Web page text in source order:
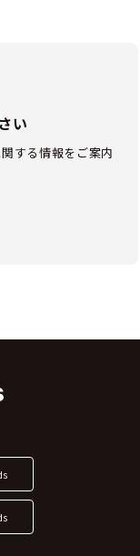
い
する情報をご案内